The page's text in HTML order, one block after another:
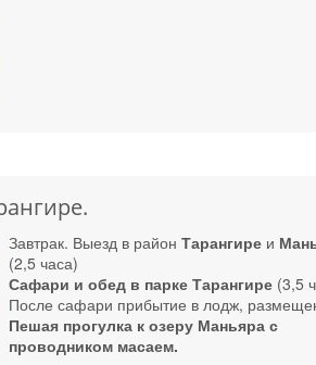
Завтрак. Выезд в районТарангире и
(2,5 часа)
Сафари и обед в парке Тарангире (3,5
После сафари прибытие в лодж,
Пешая прогулка к озеру Маньяра с
проводником масаем.